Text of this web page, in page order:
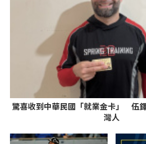
驚喜收到中華民國「就業金卡」 伍
灣人